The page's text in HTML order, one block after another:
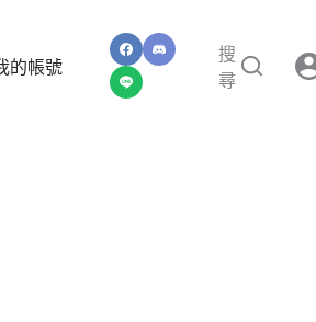
的帳號
搜
尋